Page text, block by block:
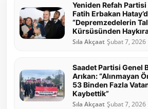
Yeniden Refah Partisi
Fatih Erbakan
“Depremzedelerin
Kürsüsünden
Sıla Akçaat Şubat 7, 2026
Saadet Partisi Genel
Arıkan: “Alınmayan
53 Binden Fazla
Kaybettik”
Sıla Akçaat Şubat 7, 2026